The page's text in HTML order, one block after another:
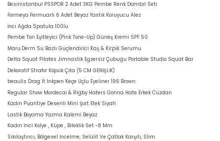
Besinistanbul PSSPOR 2 Adet 3KG Pembe Renk Dambıl Seti
Formeya Fermuarlı 6 Adet Beyaz Yastık Koruyucu Alez
İnci Ağda Spatula 100lü
Pembe Ton Eşitleyici (Pink Tone-Up) Güneş Kremi SPF 50
Maru.Derm Su Bazlı Güçlendirici Kaş & Kirpik Serumu
Delta Squat Pilates Jimnastik Egzersiz Çubuğu Portable Studio Squat Bar
Dekoratif Strafor Köpük Çıta (5 CM GENİŞLİK)
beaulis Drag It Inkpen Keçe Uçlu Eyeliner 196 Brown
Regular Show Mordecai & Rigby Haters Gonna Hate Erkek Cüzdan
Kadın Puantiye Desenli Mini Şort Etek Siyah
Lastik Boyama Yazma Kalemi Beyaz
Kadın Inci Kolye , Küpe , Bileklik Set -8 Mm
Sıkılaştırıcı, Bölgesel İncelme, Selülit Ve Çatlak Karşıtı, Slim